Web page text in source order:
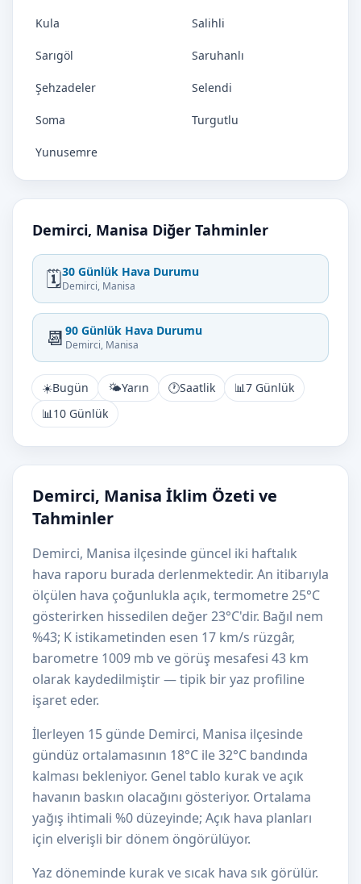
Kula Salihli
Sarıgöl Saruhanlı
Şehzadeler Selendi
Soma Turgutlu
Yunusemre
Demirci, Manisa Diğer Tahminler
🗓️30 Günlük Hava Durumu
Demirci, Manisa
📆 90 Günlük Hava Durumu
Demirci, Manisa
☀️Bugün 🌤️Yarın 🕐Saatlik 📊7 Günlük
📊10 Günlük
Demirci, Manisa İklim Özeti ve
Tahminler
Demirci, Manisa ilçesinde güncel iki haftalık
hava raporu burada derlenmektedir. An itibarıyla
ölçülen hava çoğunlukla açık, termometre 25°C
gösterirken hissedilen değer 23°C'dir. Bağıl nem
%43; K istikametinden esen 17 km/s rüzgâr,
barometre 1009 mb ve görüş mesafesi 43 km
olarak kaydedilmiştir — tipik bir yaz profiline
işaret eder.
İlerleyen 15 günde Demirci, Manisa ilçesinde
gündüz ortalamasının 18°C ile 32°C bandında
kalması bekleniyor. Genel tablo kurak ve açık
havanın baskın olacağını gösteriyor. Ortalama
yağış ihtimali %0 düzeyinde; Açık hava planları
için elverişli bir dönem öngörülüyor.
Yaz döneminde kurak ve sıcak hava sık görülür.